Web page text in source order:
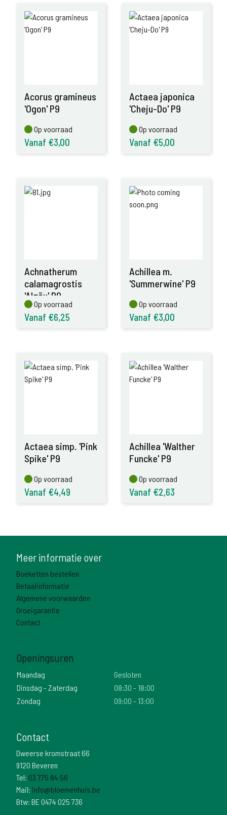
Acorus gramineus
'Ogon' P9
Op voorraad
Op voorraad
Vanaf €3,00
Actaea japonica
'Cheju-Do' P9
Op voorraad
Op voorraad
Vanaf €5,00
Achnatherum
calamagrostis
'Algäu' P9
Op voorraad
Op voorraad
Vanaf €6,25
Achillea m.
'Summerwine' P9
Op voorraad
Op voorraad
Vanaf €3,00
Actaea simp. 'Pink
Spike' P9
Op voorraad
Op voorraad
Vanaf €4,49
Achillea 'Walther
Funcke' P9
Op voorraad
Op voorraad
Vanaf €2,63
Meer informatie over
Boeketten bestellen
Betaalinformatie
Algemene voorwaarden
Groeigarantie
Contact
Openingsuren
Maandag
Gesloten
Dinsdag - Zaterdag
08:30 - 18:00
Zondag
09:00 - 13:00
Contact
Dweerse kromstraat 66
9120 Beveren
Tel: 03 775 84 56
Mail: info@bloemenhuis.be
Btw: BE 0474 025 736